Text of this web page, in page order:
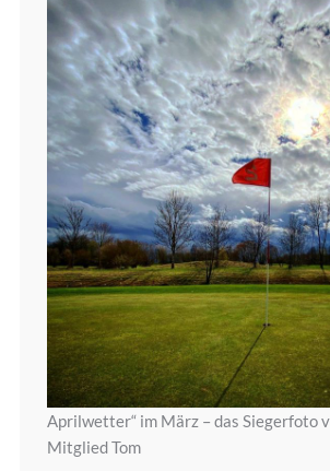
Aprilwetter“ im März – das Siegerfoto
Mitglied Tom